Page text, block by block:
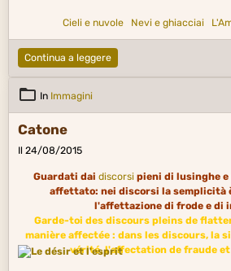
Cieli e nuvole Nevi e ghiacciai
Continua a leggere
In Immagini
Catone
Il 24/08/2015
Guardati dai discorsi pieni di lusinghe
affettato: nei discorsi la semplicità
l'affettazione di frode e di
Garde-toi des discours pleins de
manière affectée : dans les discours, la
vérité, l'affectation de fraude et